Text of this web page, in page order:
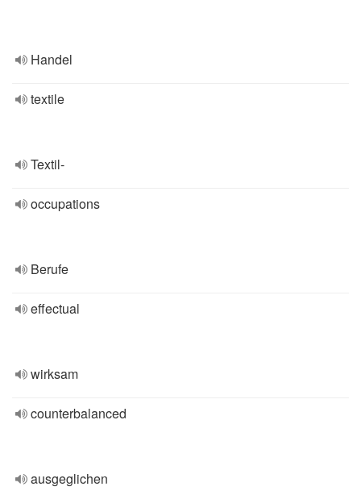
Handel
textile
Textil-
occupations
Berufe
effectual
wirksam
counterbalanced
ausgeglichen